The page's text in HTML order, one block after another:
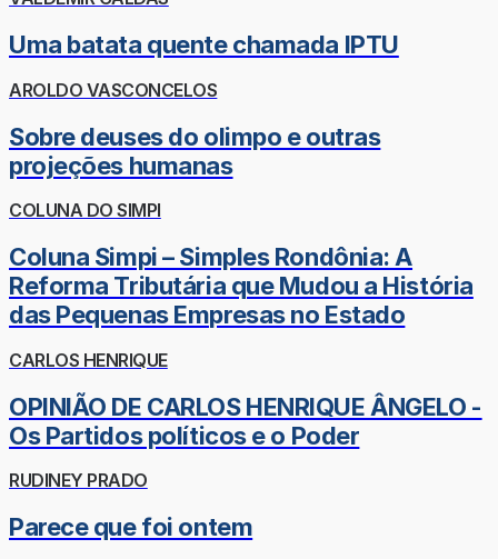
Uma batata quente chamada IPTU
AROLDO VASCONCELOS
Sobre deuses do olimpo e outras
projeções humanas
COLUNA DO SIMPI
Coluna Simpi – Simples Rondônia: A
Reforma Tributária que Mudou a História
das Pequenas Empresas no Estado
CARLOS HENRIQUE
OPINIÃO DE CARLOS HENRIQUE ÂNGELO -
Os Partidos políticos e o Poder
RUDINEY PRADO
Parece que foi ontem